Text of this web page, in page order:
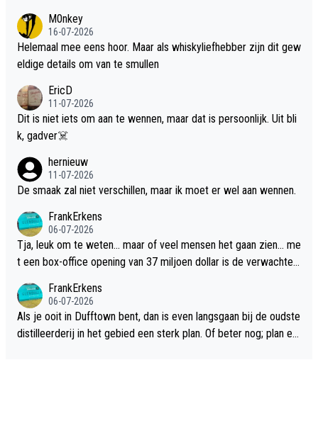
M0nkey
16-07-2026
Helemaal mee eens hoor. Maar als whiskyliefhebber zijn dit gew
eldige details om van te smullen
EricD
11-07-2026
Dit is niet iets om aan te wennen, maar dat is persoonlijk. Uit bli
k, gadver☠️
hernieuw
11-07-2026
De smaak zal niet verschillen, maar ik moet er wel aan wennen.
FrankErkens
06-07-2026
Tja, leuk om te weten... maar of veel mensen het gaan zien... me
t een box-office opening van 37 miljoen dollar is de verwachte
FrankErkens
06-07-2026
Als je ooit in Dufftown bent, dan is even langsgaan bij de oudste
distilleerderij in het gebied een sterk plan. Of beter nog; plan ee